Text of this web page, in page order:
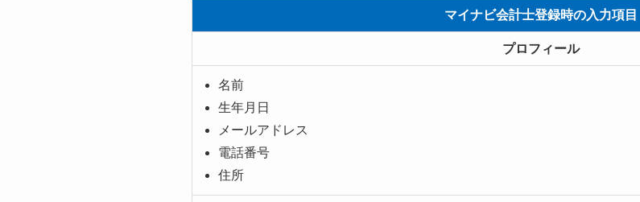
マイナビ会計士登録時の入力項目
プロフィール
名前
生年月日
メールアドレス
電話番号
住所